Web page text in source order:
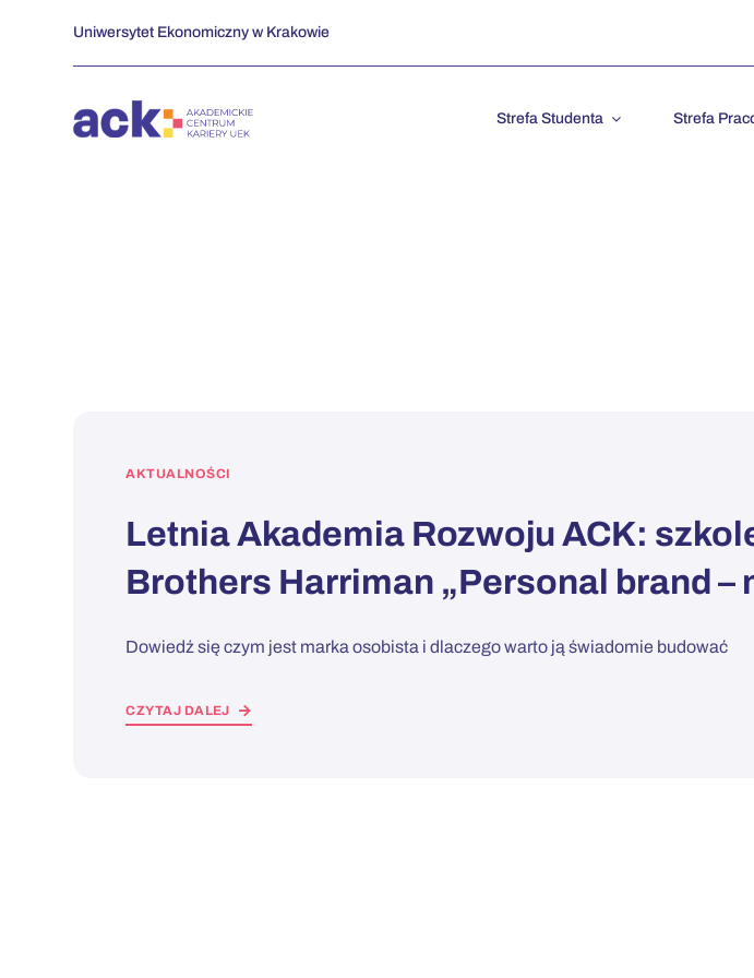
zawartości
Uniwersytet Ekonomiczny w Krakowie
Strefa Studenta Strefa
AKTUALNOŚCI
Letnia Akademia Rozwoju ACK:
Brothers Harriman „Personal brand –
Dowiedź się czym jest marka osobista i dlaczego warto ją świadomie budować
CZYTAJ DALEJ